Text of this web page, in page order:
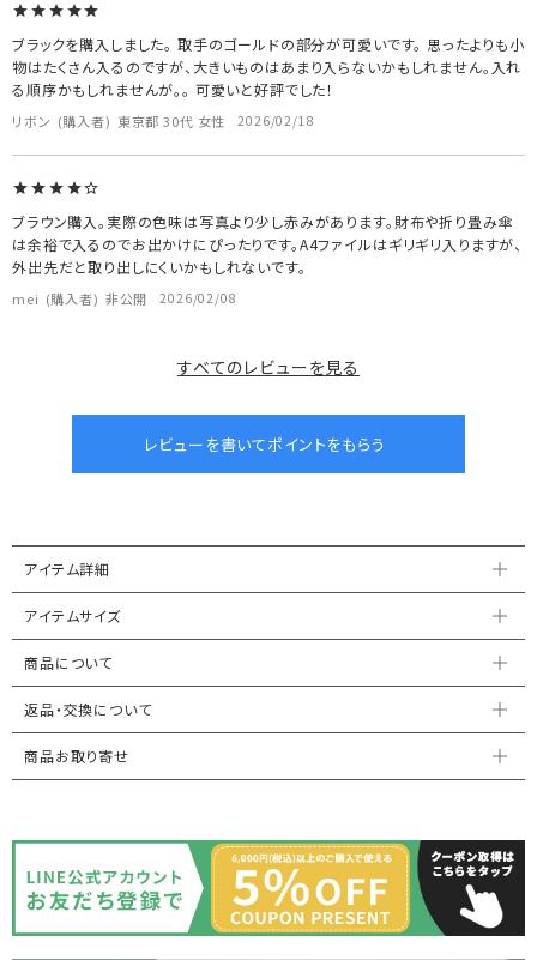
リボン 購入者 東京都 30代 女性 2026/02/18
ブラックを購入しました。 取手のゴールドの部分が可愛いです。 思ったよりも小
物はたくさん入るのですが、大きいものはあまり入らないかもしれません。入れ
る順序かもしれませんが。。 可愛いと好評でした！
mei 購入者 非公開 2026/02/08
ブラウン購入。実際の色味は写真より少し赤みがあります。財布や折り畳み傘
は余裕で入るのでお出かけにぴったりです。A4ファイルはギリギリ入りますが、
外出先だと取り出しにくいかもしれないです。
すべてのレビューを見る
アイテム詳細
アイテムサイズ
商品について
返品・交換について
商品お取り寄せ